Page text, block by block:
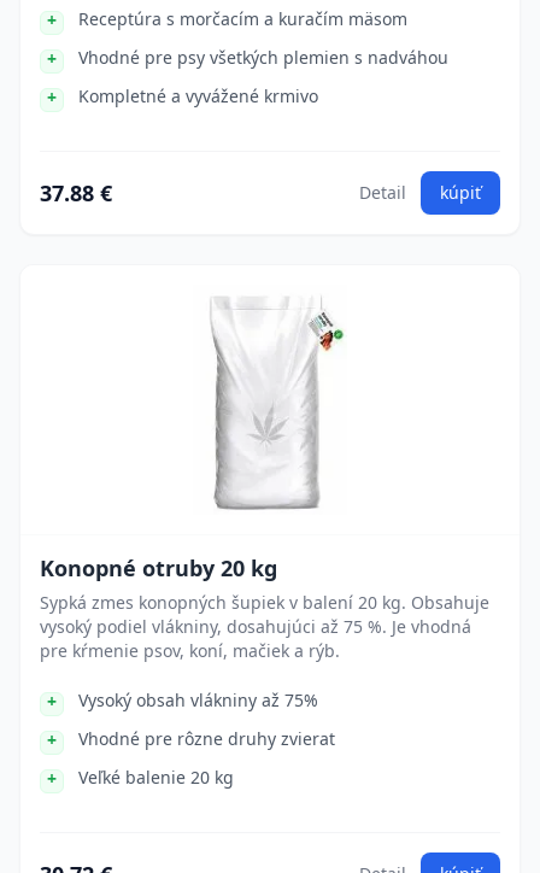
Receptúra s morčacím a kuračím mäsom
Vhodné pre psy všetkých plemien s nadváhou
Kompletné a vyvážené krmivo
37.88 € Detail kúpiť
Konopné otruby 20 kg
Sypká zmes konopných šupiek v balení 20 kg. Obsahuje
vysoký podiel vlákniny, dosahujúci až 75 %. Je vhodná
pre kŕmenie psov, koní, mačiek a rýb.
Vysoký obsah vlákniny až 75%
Vhodné pre rôzne druhy zvierat
Veľké balenie 20 kg